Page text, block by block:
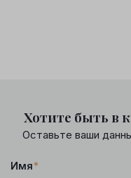
Хотите быть в
Оставьте ваши
Имя*